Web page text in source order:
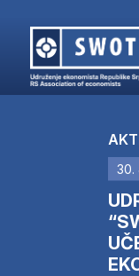
30.